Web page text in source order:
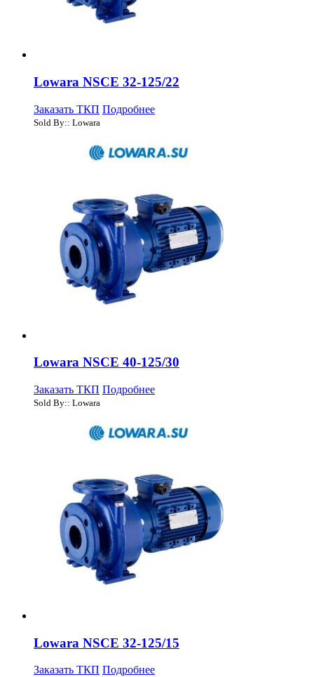
Lowara NSCE 32-125/22
Заказать ТКП Подробнее
Sold By:: Lowara
Lowara NSCE 40-125/30
Заказать ТКП Подробнее
Sold By:: Lowara
Lowara NSCE 32-125/15
Заказать ТКП Подробнее